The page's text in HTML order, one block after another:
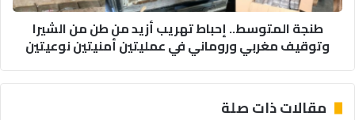
الشيرا
وتوقيف
مغربي
أمنيتين
طنجة المتوسط.. إحباط تهريب أزيد من طن من الشيرا
وتوقيف مغربي وروماني في عمليتين أمنيتين نوعيتين
مقالات ذات صلة